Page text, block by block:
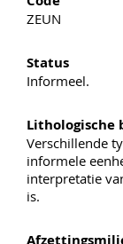
ZEUN
Status
Informeel.
Lithologische
Verschillende
informele
interpretatie
is.